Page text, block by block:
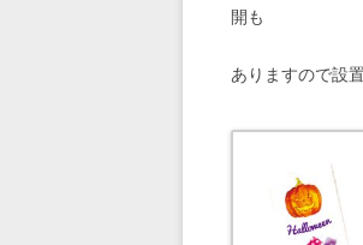
開も
ありますので設